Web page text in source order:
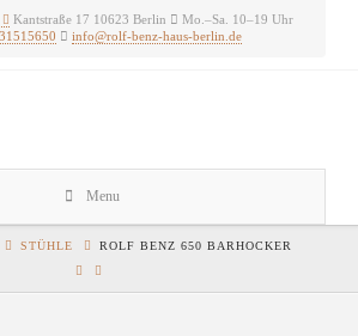
Kantstraße 17 10623 Berlin
Mo.–Sa. 10–19 Uhr
info@rolf-benz-haus-berlin.de
Menu
STÜHLE ROLF BENZ 650 BARHOCKER